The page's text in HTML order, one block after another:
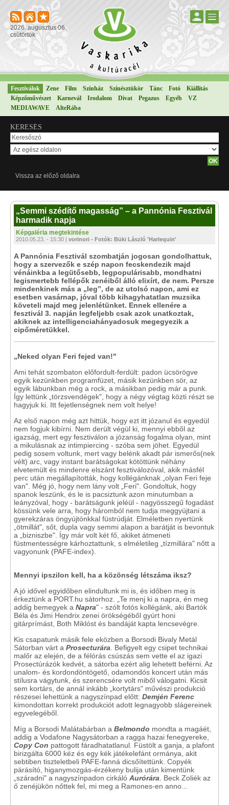
2026. augusztus 06.
csütörtök
Fesztiválok Zene Film Színház Színésztükör Tánc Fotó
Kiállítás
Képzőművészet
Karnevál Irodalom Divat Pegazus Egyéb
VZ
MEDIAWAVE
AlteRába
KERESÉS
Vissza az előző oldalra
„Semmi szédítő magasság” – a Pannónia Fesztivál
harmadik napja
Képgaléria megtekintése
2010.05.23. - 15:30 | vorinori - Fotók: Büki László 'Harlequin'
A Pannónia Fesztivál szombatján jogosan gondolhattuk,
hogy a szervezők e szép napon fecskendezik majd
vénáinkba a legütősebb, legpopulárisabb, mondhatni
legismertebb fellépők zenéiből álló elixírt, de nem. Persze
mindenkinek más a „leg”, de az utolsó napon, ami ez
esetben vasárnap, jóval több kihagyhatatlan muzsika
követeli majd meg jelenlétünket. Ennek ellenére a
fesztivál 3. napján legfeljebb csak azok unatkoztak,
akiknek az intelligenciahányadosuk megegyezik a
cipőméretükkel.
„Neked olyan Feri fejed van!"
Ami tehát szombaton előfordult-ferdült: padon ücsörögve
egyik kezünkben programfüzet, másik kezünkben sör, az
egyik lábunkban még a rock, a másikban pedig már a punk.
Így lettünk „törzsvendégek", hogy a négy végtag közti részt se
hagyjuk ki. Itt fejetlenségnek nem volt helye!
Az első napon még azt hittük, hogy ezt itt józanul és egyedül
nem fogjuk kibírni. Nem derült végül ki, mennyi ebből az
igazság, mert egy fesztiválon a józanság fogalma olyan, mint
a mikulásnak az intimpiercing - szóba sem jöhet. Egyedül
pedig sosem voltunk, mert vagy belénk akadt pár ismerős(nek
vélt) arc, vagy instant barátságokat kötöttünk néhány
elvetemült és mindenre elszánt fesztiválozóval, akik másfél
perc után megállapították, hogy kollégánknak „olyan Feri feje
van". Még jó, hogy nem lány volt „Feri". Gondoltuk, hogy
spanok leszünk, és le is pacsiztunk azon minutumban a
leányzóval, hogy - barátságunk jeléül - nagyösszegű fogadást
kössünk vele arra, hogy háromból nem tudja meggyújtani a
gyerekzáras öngyújtónkkal füstrúdját. Elméletben nyertünk
„ötmillát", sőt, dupla vagy semmi alapon a barátját is bevontuk
a „bizniszbe". Így már volt két fő, akiket átmeneti
füstmentességre kárhoztattunk, s elméletileg „tízmillára" nőtt a
vagyonunk (PAFE-index).
Mennyi ipszilon kell, ha a közönség létszáma iksz?
A jó idővel egyidőben elindultunk mi is, és időben meg is
érkeztünk a PORT.hu sátorhoz. „Te menj ki a napra, én meg
addig bemegyek a Napra" - szólt fotós kollégánk, aki Bartók
Béla és Jimi Hendrix zenei örökségéből gyúrt honi
gitárprímást, Both Miklóst és bandáját kapta lencsevégre.
Kis csapatunk másik fele eközben a Borsodi Bivaly Metál
Sátorban várt a Prosecturára . Befigyelt egy csipet technikai
malőr az elején, de a félórás csúszás sem vette el az igazi
Prosectúrázók kedvét, a sátorba ezért alig lehetett beférni. Az
unalom- és kordondöntögető, odamondós koncert után más
stílusra vágytunk, és szerencsére volt miből válogatni. Kicsit
sem kortárs, de annál inkább „kortytárs" művészi produkció
részesei lehettünk a nagyszínpad előtt: Demjén Ferenc
kimondottan korrekt produkciót adott legnagyobb slágereinek
egyvelegéből.
Míg a Borsodi Malátabárban a Belmondo mondta a magáét,
addig a Vodafone Nagysátorban a ragga hazai fenegyereke,
Copy Con pattogott fáradhatatlanul. Füstölt a ganja, a plafont
birizgálta 6000 kéz és egy kék játékelefánt ormánya, akit
sebtiben tiszteletbeli PAFE-fanná dicsőítettünk. Copyék
párásító, higanymozgás-érzékeny bulija után kimentünk
„száradni" a nagyszínpadon cirkáló Aurórára . Beck Zoliék az
ő zenéjükön nőttek fel, mi meg a Ramones-en anno...